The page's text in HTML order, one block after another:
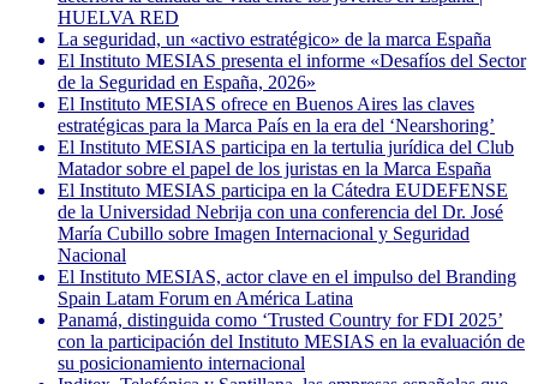
HUELVA RED
La seguridad, un «activo estratégico» de la marca España
El Instituto MESIAS presenta el informe «Desafíos del Sector
de la Seguridad en España, 2026»
El Instituto MESIAS ofrece en Buenos Aires las claves
estratégicas para la Marca País en la era del ‘Nearshoring’
El Instituto MESIAS participa en la tertulia jurídica del Club
Matador sobre el papel de los juristas en la Marca España
El Instituto MESIAS participa en la Cátedra EUDEFENSE
de la Universidad Nebrija con una conferencia del Dr. José
María Cubillo sobre Imagen Internacional y Seguridad
Nacional
El Instituto MESIAS, actor clave en el impulso del Branding
Spain Latam Forum en América Latina
Panamá, distinguida como ‘Trusted Country for FDI 2025’
con la participación del Instituto MESIAS en la evaluación de
su posicionamiento internacional